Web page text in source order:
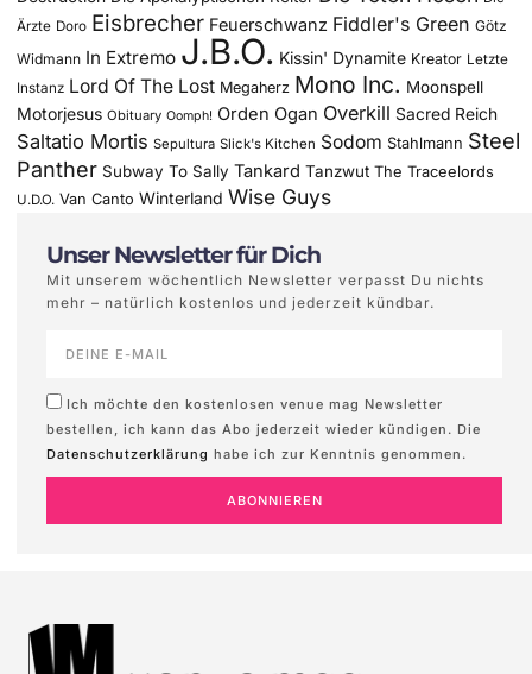
Ärzte Doro Eisbrecher Feuerschwanz Fiddler's Green Götz
Widmann In Extremo J.B.O. Kissin' Dynamite Kreator Letzte
Instanz Lord Of The Lost Megaherz Mono Inc. Moonspell
Motorjesus Obituary Oomph! Orden Ogan Overkill Sacred Reich
Saltatio Mortis Sepultura Slick's Kitchen Sodom Stahlmann Steel
Panther Subway To Sally Tankard Tanzwut The Traceelords
U.D.O. Van Canto Winterland Wise Guys
Unser Newsletter für Dich
Mit unserem wöchentlich Newsletter verpasst Du nichts
mehr – natürlich kostenlos und jederzeit kündbar.
Ich möchte den kostenlosen venue mag Newsletter
bestellen, ich kann das Abo jederzeit wieder kündigen. Die
Datenschutzerklärung habe ich zur Kenntnis genommen.
ABONNIEREN